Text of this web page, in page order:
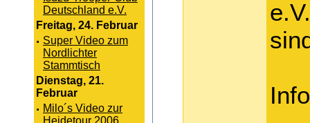
Deutschland e.V.
Freitag, 24. Februar
· Super Video zum
Nordlichter
Stammtisch
Dienstag, 21.
Februar
· Milo´s Video zur
Heidetour 2006